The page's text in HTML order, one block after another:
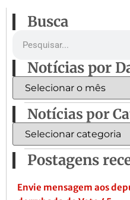
Busca
Notícias por
Notícias por
Postagens
Envie mensagem aos